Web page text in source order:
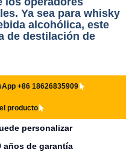
Ya sea para whisky
alcohólica, este
de destilación de
+86 18626835909
producto
personalizar
años de garantía